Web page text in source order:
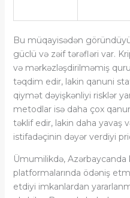
Bu müqayisədən
güclü və zəif tərəfləri var.
və mərkəzləşdirilməmiş
təqdim edir, lakin qanuni
qiymət dəyişkənliyi risklər
metodlar isə daha çox
təklif edir, lakin daha yavaş
istifadəçinin dəyər verdiyi
Ümumilikdə,
platformalarında ödəniş
etdiyi imkanlardan